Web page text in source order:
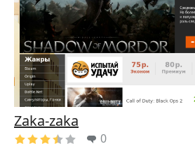
Zaka-zaka
0